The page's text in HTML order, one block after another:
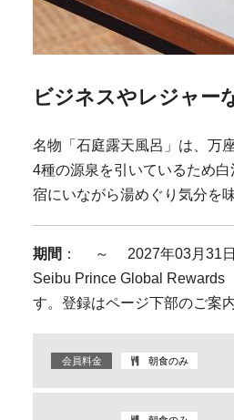
ビジネスやレジャー
名物「石庭露天風呂」は、万
4種の源泉を引いているため
宿にいながら湯めぐり気分を
期間 ： ～ 2027年03月31
Seibu Prince Global Rewards
す。登録はページ下部のご案
会員料金 朝食のみ